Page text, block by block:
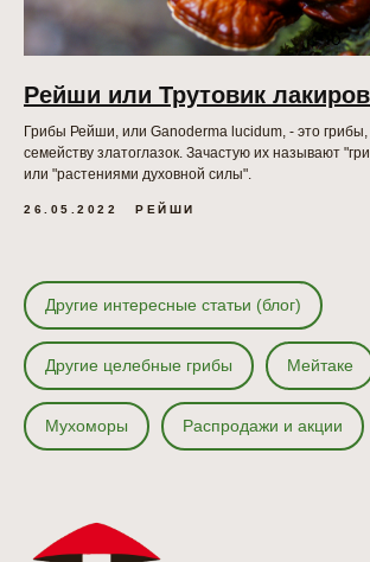
Рейши или Трутовик
Грибы Рейши, или Ganoderma lucidum, - это
семейству златоглазок. Зачастую их называют
или "растениями духовной силы".
26.05.2022 РЕЙШИ
Другие интересные статьи (блог)
Другие целебные грибы Мейтаке
Мухоморы Распродажи и акции